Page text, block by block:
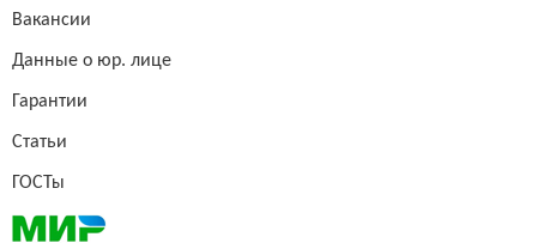
Вакансии
Данные о юр. лице
Гарантии
Статьи
ГОСТы